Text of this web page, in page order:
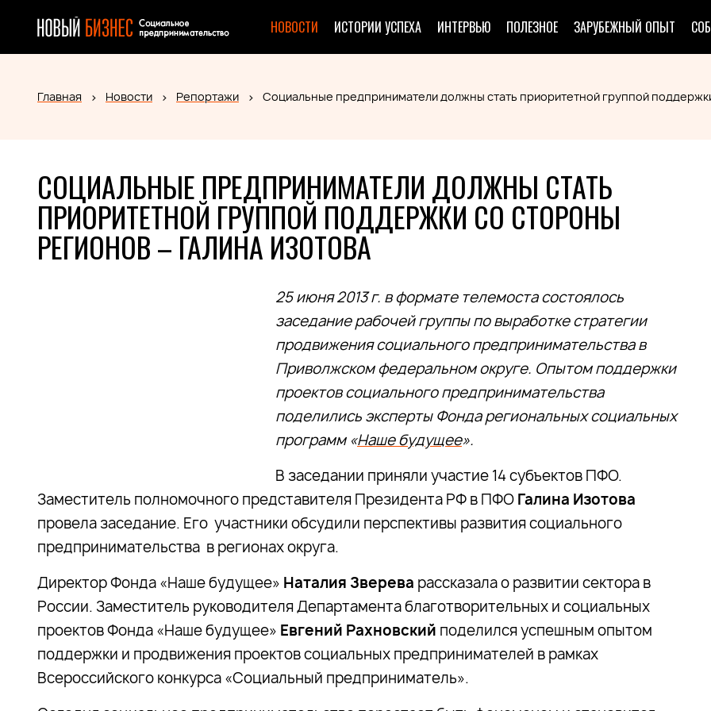
НОВОСТИ ИСТОРИИ УСПЕХА ИНТЕРВЬЮ ПОЛЕЗНОЕ ЗАРУБЕЖНЫЙ ОПЫТ
Главная Новости Репортажи Социальные предприниматели должны стать приоритетной группой
СОЦИАЛЬНЫЕ ПРЕДПРИНИМАТЕЛИ ДОЛЖНЫ СТАТЬ
ПРИОРИТЕТНОЙ ГРУППОЙ ПОДДЕРЖКИ СО СТОРОНЫ
РЕГИОНОВ – ГАЛИНА ИЗОТОВА
25 июня 2013 г. в формате телемоста состоялось
заседание рабочей группы по выработке стратегии
продвижения социального предпринимательства в
Приволжском федеральном округе. Опытом поддержки
проектов социального предпринимательства
поделились эксперты Фонда региональных социальных
программ «Наше будущее».
В заседании приняли участие 14 субъектов ПФО.
Заместитель полномочного представителя Президента РФ в ПФО Галина Изотова
провела заседание. Его участники обсудили перспективы развития социального
предпринимательства в регионах округа.
Директор Фонда «Наше будущее» Наталия Зверева рассказала о развитии сектора в
России. Заместитель руководителя Департамента благотворительных и социальных
проектов Фонда «Наше будущее» Евгений Рахновский поделился успешным опытом
поддержки и продвижения проектов социальных предпринимателей в рамках
Всероссийского конкурса «Социальный предприниматель».